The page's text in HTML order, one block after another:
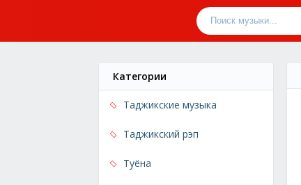
Категории
Таджикские музыка
Таджикский рэп
Туёна